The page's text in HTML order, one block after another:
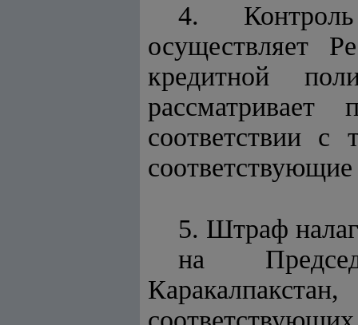
4.
кредитной
соответствии с
5. Штраф
на